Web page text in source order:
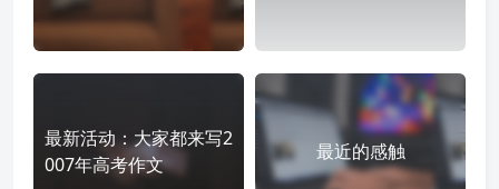
最新活动：大家都来写2
007年高考作文
最近的感触